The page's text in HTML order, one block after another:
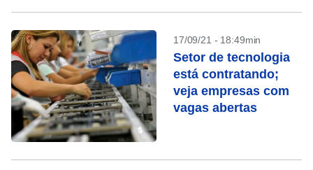
17/09/21 - 18:49min
Setor de tecnologia
está contratando;
veja empresas com
vagas abertas